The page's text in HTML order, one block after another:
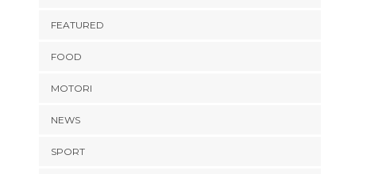
FEATURED
FOOD
MOTORI
NEWS
SPORT